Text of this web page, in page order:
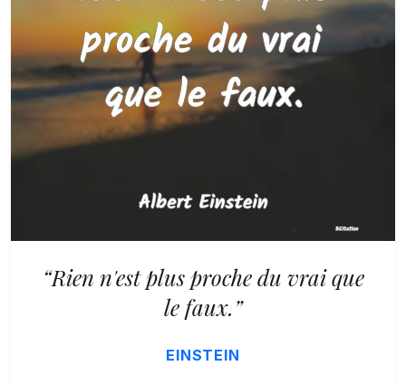
“Rien n'est plus proche du vrai que
le faux.”
EINSTEIN